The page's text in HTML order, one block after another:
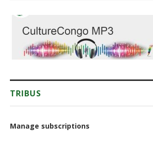
TRIBUS
Manage subscriptions